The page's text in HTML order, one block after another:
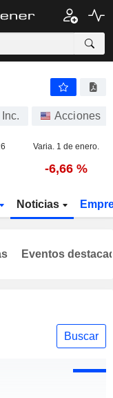
Acciones
Varia. 1 de enero.
-6,66 %
Noticias
Buscar
Eventos